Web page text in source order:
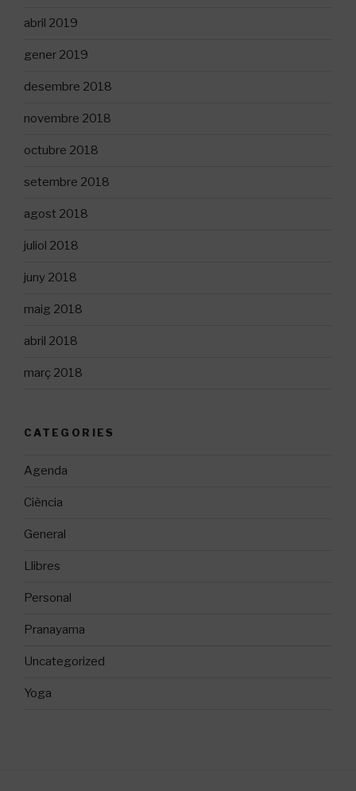
abril 2019
gener 2019
desembre 2018
novembre 2018
octubre 2018
setembre 2018
agost 2018
juliol 2018
juny 2018
maig 2018
abril 2018
març 2018
CATEGORIES
Agenda
Ciència
General
Llibres
Personal
Pranayama
Uncategorized
Yoga